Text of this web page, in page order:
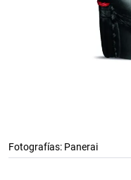
Fotografías: Panerai